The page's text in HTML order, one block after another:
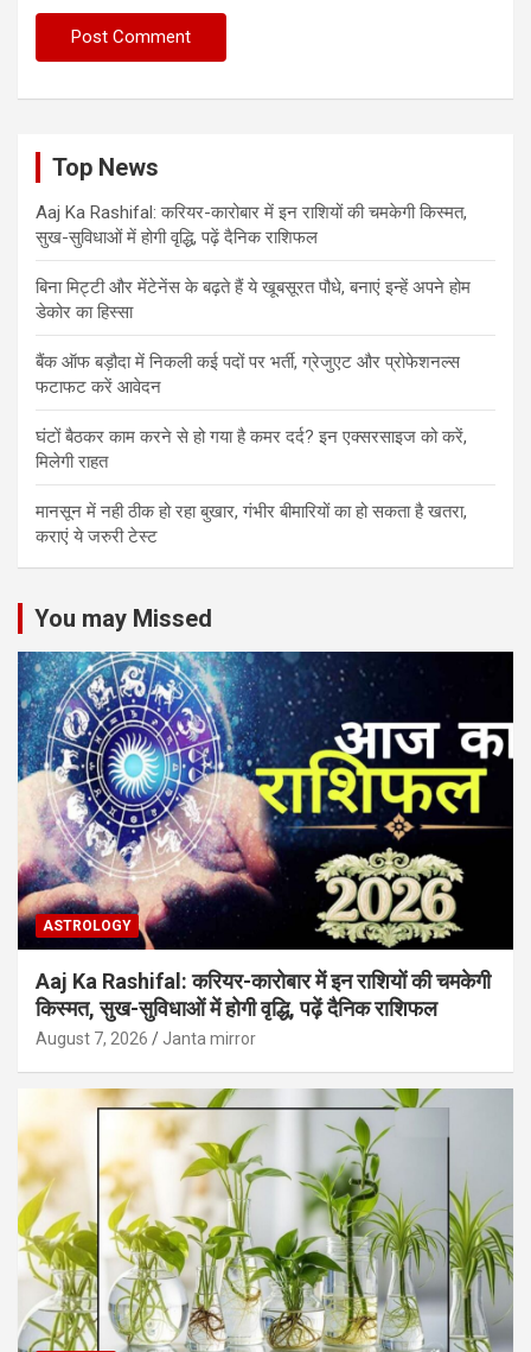
Top News
Aaj Ka Rashifal: करियर-कारोबार में इन राशियों की चमकेगी किस्मत,
सुख-सुविधाओं में होगी वृद्धि, पढ़ें दैनिक राशिफल
बिना मिट्टी और मेंटेनेंस के बढ़ते हैं ये खूबसूरत पौधे, बनाएं इन्‍हें अपने होम
डेकोर का हिस्‍सा
बैंक ऑफ बड़ौदा में निकली कई पदों पर भर्ती, ग्रेजुएट और प्रोफेशनल्स
फटाफट करें आवेदन
घंटों बैठकर काम करने से हो गया है कमर दर्द? इन एक्सरसाइज को करें,
मिलेगी राहत
मानसून में नही ठीक हो रहा बुखार, गंभीर बीमारियों का हो सकता है खतरा,
कराएं ये जरुरी टेस्ट
You may Missed
ASTROLOGY
Aaj Ka Rashifal: करियर-कारोबार में इन राशियों की चमकेगी
किस्मत, सुख-सुविधाओं में होगी वृद्धि, पढ़ें दैनिक राशिफल
August 7, 2026 Janta mirror